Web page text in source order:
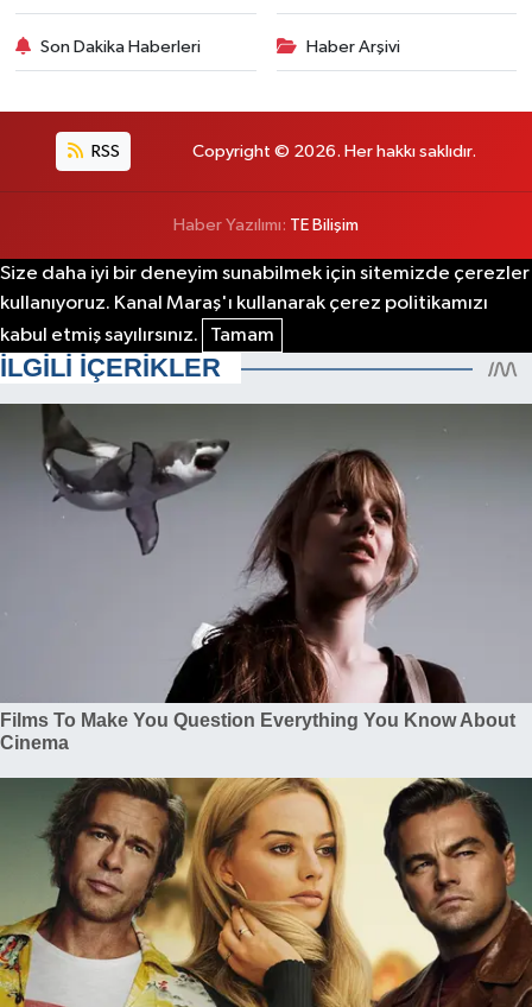
Son Dakika Haberleri Haber Arşivi
RSS Copyright © 2026. Her hakkı saklıdır.
Haber Yazılımı: TE Bilişim
Size daha iyi bir deneyim sunabilmek için sitemizde çerezler
kullanıyoruz. Kanal Maraş'ı kullanarak çerez politikamızı
kabul etmiş sayılırsınız.
Tamam